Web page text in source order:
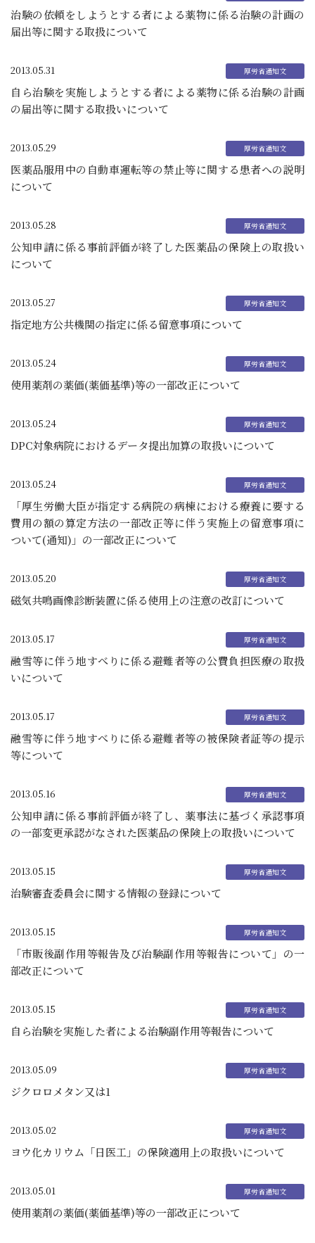
治験の依頼をしようとする者による薬物に係る治験の計画の
届出等に関する取扱について
2013.05.31
自ら治験を実施しようとする者による薬物に係る治験の計画
の届出等に関する取扱いについて
2013.05.29
医薬品服用中の自動車運転等の禁止等に関する患者への説明
について
2013.05.28
公知申請に係る事前評価が終了した医薬品の保険上の取扱い
について
2013.05.27
指定地方公共機関の指定に係る留意事項について
2013.05.24
使用薬剤の薬価(薬価基準)等の一部改正について
2013.05.24
DPC対象病院におけるデータ提出加算の取扱いについて
2013.05.24
「厚生労働大臣が指定する病院の病棟における療養に要する
費用の額の算定方法の一部改正等に伴う実施上の留意事項に
ついて(通知)」の一部改正について
2013.05.20
磁気共鳴画像診断装置に係る使用上の注意の改訂について
2013.05.17
融雪等に伴う地すべりに係る避難者等の公費負担医療の取扱
いについて
2013.05.17
融雪等に伴う地すべりに係る避難者等の被保険者証等の提示
等について
2013.05.16
公知申請に係る事前評価が終了し、薬事法に基づく承認事項
の一部変更承認がなされた医薬品の保険上の取扱いについて
2013.05.15
治験審査委員会に関する情報の登録について
2013.05.15
「市販後副作用等報告及び治験副作用等報告について」の一
部改正について
2013.05.15
自ら治験を実施した者による治験副作用等報告について
2013.05.09
ジクロロメタン又は1
2013.05.02
ヨウ化カリウム「日医工」の保険適用上の取扱いについて
2013.05.01
使用薬剤の薬価(薬価基準)等の一部改正について